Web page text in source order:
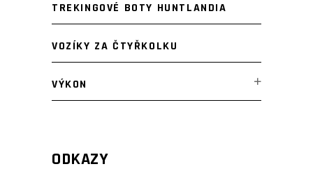
TREKINGOVÉ BOTY HUNTLANDIA
VOZÍKY ZA ČTYŘKOLKU
VÝKON
ODKAZY